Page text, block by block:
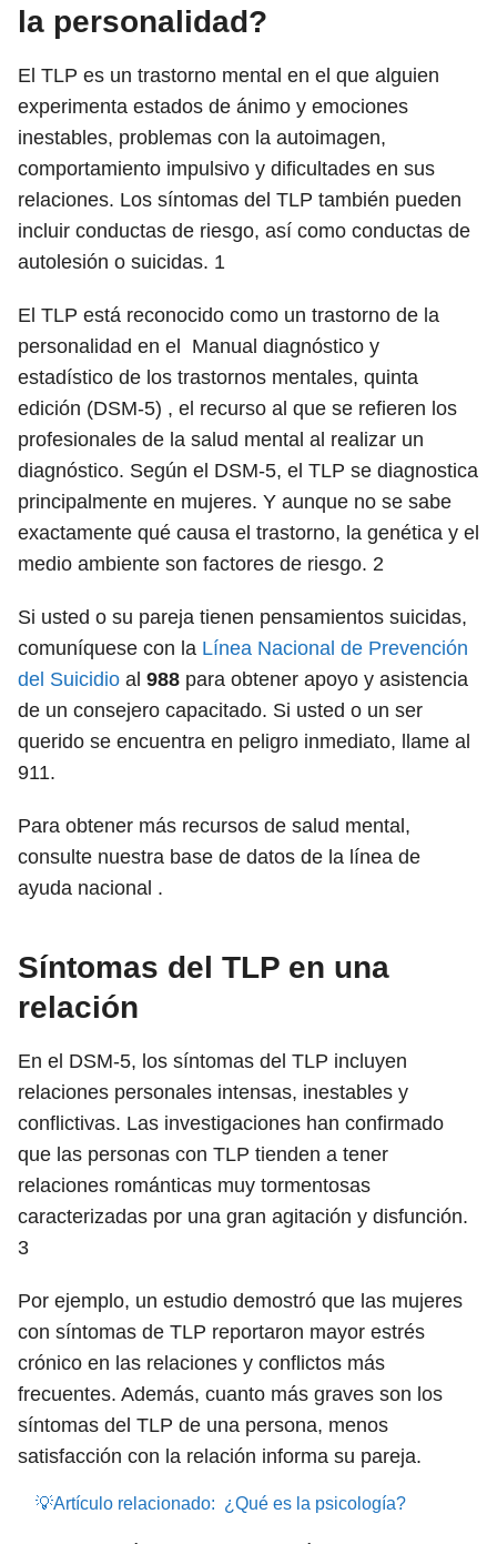
la personalidad?
El TLP es un trastorno mental en el que alguien
experimenta estados de ánimo y emociones
inestables, problemas con la autoimagen,
comportamiento impulsivo y dificultades en sus
relaciones. Los síntomas del TLP también pueden
incluir conductas de riesgo, así como conductas de
autolesión o suicidas. 1
El TLP está reconocido como un trastorno de la
personalidad en el Manual diagnóstico y
estadístico de los trastornos mentales, quinta
edición (DSM-5) , el recurso al que se refieren los
profesionales de la salud mental al realizar un
diagnóstico. Según el DSM-5, el TLP se diagnostica
principalmente en mujeres. Y aunque no se sabe
exactamente qué causa el trastorno, la genética y el
medio ambiente son factores de riesgo. 2
Si usted o su pareja tienen pensamientos suicidas,
comuníquese con la Línea Nacional de Prevención
del Suicidio al 988 para obtener apoyo y asistencia
de un consejero capacitado. Si usted o un ser
querido se encuentra en peligro inmediato, llame al
911.
Para obtener más recursos de salud mental,
consulte nuestra base de datos de la línea de
ayuda nacional .
Síntomas del TLP en una
relación
En el DSM-5, los síntomas del TLP incluyen
relaciones personales intensas, inestables y
conflictivas. Las investigaciones han confirmado
que las personas con TLP tienden a tener
relaciones románticas muy tormentosas
caracterizadas por una gran agitación y disfunción.
3
Por ejemplo, un estudio demostró que las mujeres
con síntomas de TLP reportaron mayor estrés
crónico en las relaciones y conflictos más
frecuentes. Además, cuanto más graves son los
síntomas del TLP de una persona, menos
satisfacción con la relación informa su pareja.
💡Artículo relacionado: ¿Qué es la psicología?